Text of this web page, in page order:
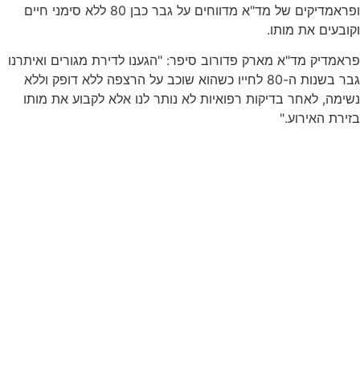
ופראמדיקים של מד"א מדווחים על גבר כבן 80 ללא סימני חיים
וקובעים את מותו.
פראמדיק מד"א מארק פדורוב סיפר: "הגענו לדירת מגורים ואיתרנו
גבר בשנות ה-80 לחייו כשהוא שוכב על הרצפה ללא דופק וללא
נשימה, לאחר בדיקות רפואיות לא נותר לנו אלא לקבוע את מותו
בזירת האירוע."